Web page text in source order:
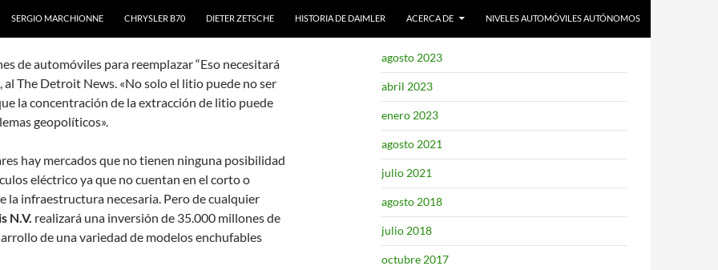
SERGIO MARCHIONNE CHRYSLER B70 DIETER ZETSCHE HISTORIA DE DAIMLER ACERCA DE NIVELES AUTOMÓVILES AUTÓNOMOS
de automóviles para reemplazar “Eso necesitará
al The Detroit News. «No solo el litio puede no ser
la concentración de la extracción de litio puede
geopolíticos».
hay mercados que no tienen ninguna posibilidad
eléctrico ya que no cuentan en el corto o
la infraestructura necesaria. Pero de cualquier
N.V. realizará una inversión de 35.000 millones de
de una variedad de modelos enchufables
ARCHIVOS
agosto 2023
abril 2023
enero 2023
agosto 2021
julio 2021
agosto 2018
julio 2018
octubre 2017